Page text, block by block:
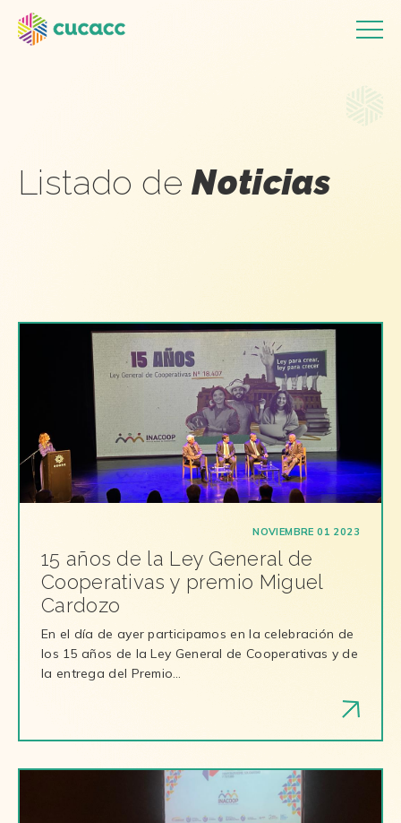
Listado deNoticias
NOVIEMBRE 01 2023
15 años de la Ley General de
Cooperativas y premio Miguel
Cardozo
En el día de ayer participamos en la celebración de
los 15 años de la Ley General de Cooperativas y de
la entrega del Premio…